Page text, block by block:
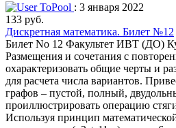
ToPool : 3 января 2022
133 руб.
Дискретная математика. Билет №12
Билет No 12 Факультет ИВТ (ДО)
Размещения и сочетания с
охарактеризовать общие черты и
для расчета числа вариантов.
графов – пустой, полный,
проиллюстрировать операцию
Используя принцип